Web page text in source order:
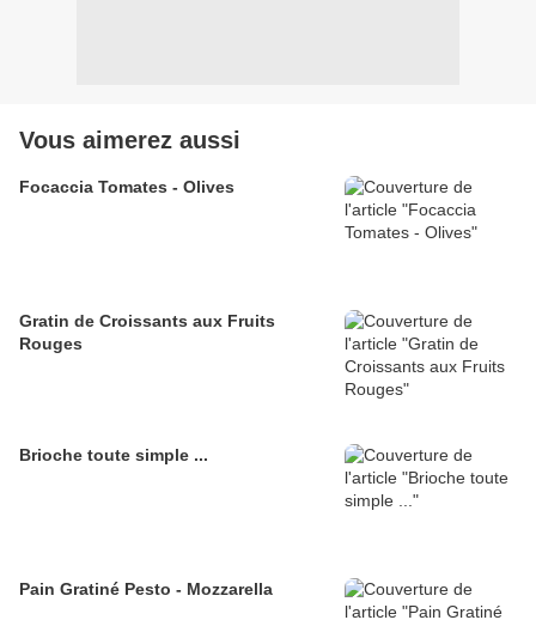
Vous aimerez aussi
Focaccia Tomates - Olives
Gratin de Croissants aux Fruits
Rouges
Brioche toute simple ...
Pain Gratiné Pesto - Mozzarella